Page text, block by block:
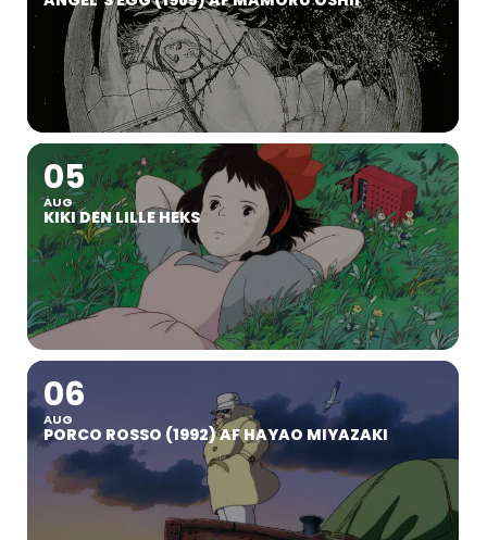
05
AUG
KIKI DEN LILLE HEKS
06
AUG
PORCO ROSSO (1992) AF HAYAO MIYAZAKI